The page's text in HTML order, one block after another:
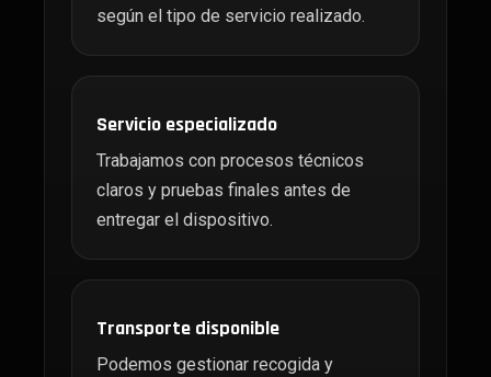
según el tipo de servicio realizado.
Servicio especializado
Trabajamos con procesos técnicos
claros y pruebas finales antes de
entregar el dispositivo.
Transporte disponible
Podemos gestionar recogida y